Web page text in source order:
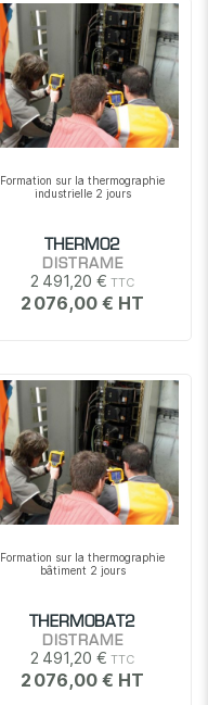
Formation sur la thermographie
industrielle 2 jours
THERMO2
DISTRAME
2 491,20 €
2 076,00 €
Formation sur la thermographie
bâtiment 2 jours
THERMOBAT2
DISTRAME
2 491,20 €
2 076,00 €